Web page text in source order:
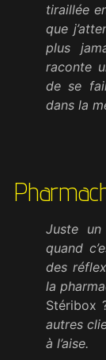
tiraillée
que
plus
raconte
de se
dans la
Juste
quand
des
la
Stéribox
autres
à l’aise.